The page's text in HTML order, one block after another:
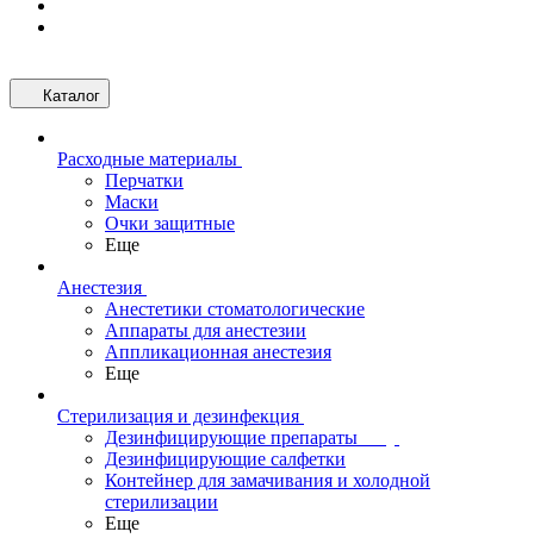
Каталог
Расходные материалы
Перчатки
Маски
Очки защитные
Еще
Анестезия
Анестетики стоматологические
Аппараты для анестезии
Аппликационная анестезия
Еще
Стерилизация и дезинфекция
Дезинфицирующие препараты
Дезинфицирующие салфетки
Контейнер для замачивания и холодной
стерилизации
Еще